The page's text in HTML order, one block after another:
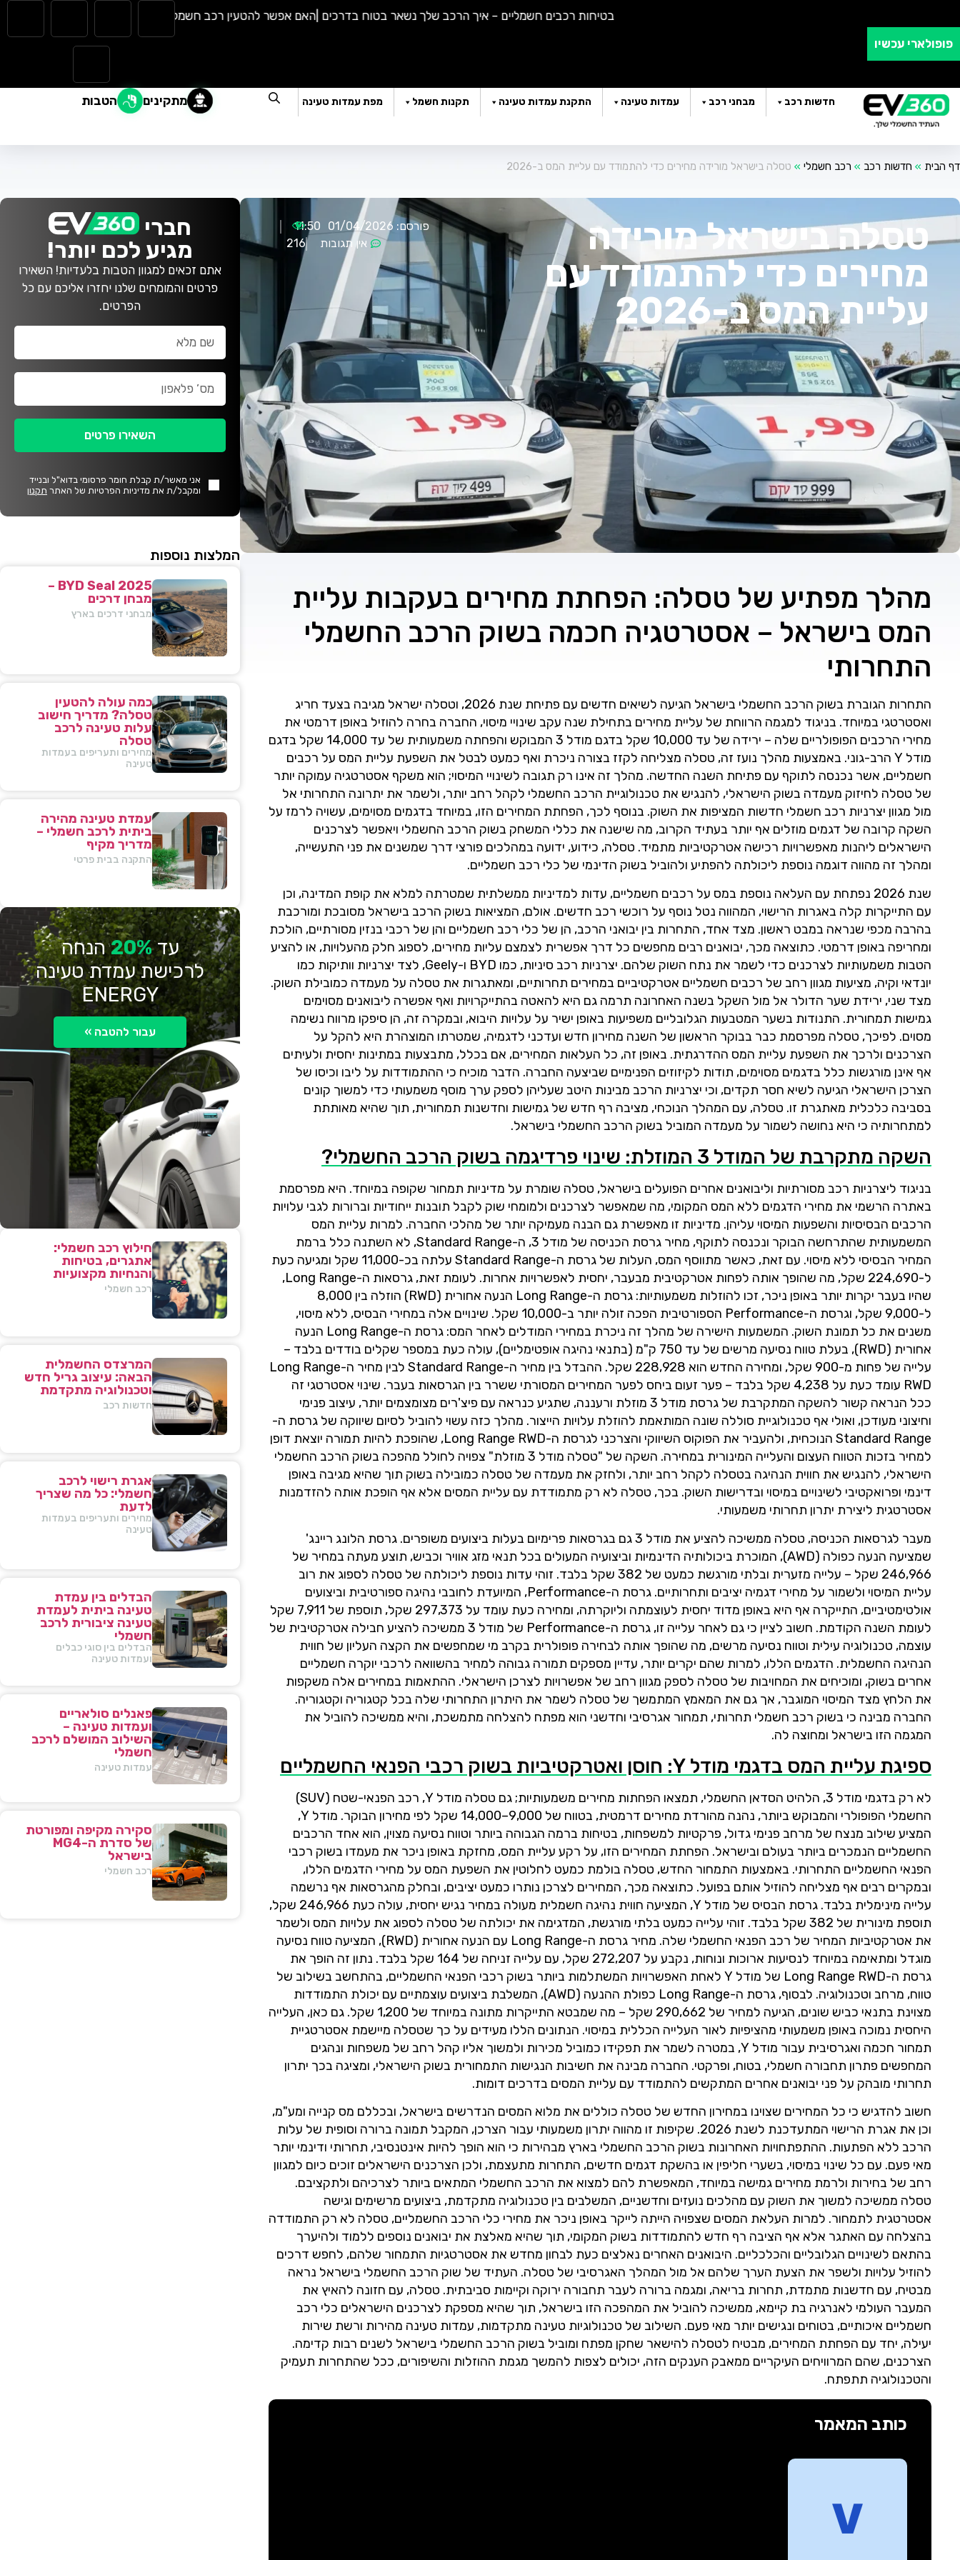
פופולארי עכשיו
בטיחות רכבים חשמליים – איך הרכב שלך נשאר בטוח בדרכים |האם אפשר להטעין רכב חשמלי בגשם? כל מה שצריך לדעת |
חדשות רכב מבחני רכב עמדות טעינה התקנת עמדות טעינה תקנות חשמל מפת עמדות טעינה מתקינים הטבות
דף הבית » חדשות רכב » רכב חשמלי » טסלה בישראל מורידה מחירים כדי להתמודד עם עליית המס ב-2026
טסלה בישראל מורידה
מחירים כדי להתמודד עם
עליית המס ב-2026
פורסם: 01/04/2026
11:50
אין תגובות
216
מהלך מפתיע של טסלה: הפחתת מחירים בעקבות עליית
המס בישראל – אסטרטגיה חכמה בשוק הרכב החשמלי
התחרותי
התחרות הגוברת בשוק הרכב החשמלי בישראל הגיעה לשיאים חדשים עם פתיחת שנת 2026, וטסלה ישראל מגיבה בצעד חריג
ואסטרטגי במיוחד. בניגוד למגמה הרווחת של עליית מחירים בתחילת שנה עקב שינויי מיסוי, החברה בחרה להוזיל באופן דרמטי את
מחירי הרכבים הפופולריים שלה – ירידה של עד 10,000 שקל בדגם מודל 3 המבוקש והפחתה משמעותית של עד 14,000 שקל בדגם
מודל Y הרב-גוני. באמצעות מהלך נועז זה, טסלה מצליחה לקזז בצורה ניכרת ואף כמעט לבטל את השפעת עליית המס על רכבים
חשמליים, אשר נכנסה לתוקף עם פתיחת השנה החדשה. מהלך זה אינו רק תגובה לשינויי המיסוי; הוא משקף אסטרטגיה עמוקה יותר
של טסלה לחיזוק מעמדה בשוק הישראלי, להנגיש את טכנולוגיית הרכב החשמלי לקהל רחב יותר, ולשמר את יתרונה התחרותי אל
מול מגוון יצרניות רכב חשמלי חדשות המציפות את השוק. בנוסף לכך, הפחתת המחירים הזו, במיוחד בדגמים מסוימים, עשויה לרמז על
השקה קרובה של דגמים מוזלים אף יותר בעתיד הקרוב, מה שישנה את כללי המשחק בשוק הרכב החשמלי ויאפשר לצרכנים
הישראלים ליהנות מאפשרויות רכישה אטרקטיביות מתמיד. טסלה, כידוע, ידועה במהלכים פורצי דרך שמשנים את פני התעשייה,
ומהלך זה מהווה דוגמה נוספת ליכולתה להפתיע ולהוביל בשוק הדינמי של כלי רכב חשמליים.
שנת 2026 נפתחת עם העלאה נוספת במס על רכבים חשמליים, עדות למדיניות ממשלתית שמטרתה למלא את קופת המדינה, וכן
עם התייקרות קלה באגרות הרישוי, המהווה נטל נוסף על רוכשי רכב חדשים. אולם, המציאות בשוק הרכב בישראל מסובכת ומורכבת
בהרבה מכפי שנראה במבט ראשון. מצד אחד, התחרות בין יבואני הרכב, הן של כלי רכב חשמליים והן של רכבי בנזין מסורתיים, הולכת
ומחריפה באופן דרמטי. כתוצאה מכך, יבואנים רבים מחפשים כל דרך אפשרית לצמצם עליות מחירים, לספוג חלק מהעלויות, או להציע
הטבות משמעותיות לצרכנים כדי לשמר את נתח השוק שלהם. יצרניות רכב סיניות, כמו BYD ו-Geely, לצד יצרניות וותיקות כמו
יונדאי וקיה, מציעות מגוון רחב של רכבים חשמליים אטרקטיביים במחירים תחרותיים, ומאתגרות את טסלה על מעמדה כמובילת השוק.
מצד שני, ירידת שער הדולר אל מול השקל בשנה האחרונה תרמה גם היא להאטה בהתייקרויות ואף אפשרה ליבואנים מסוימים
גמישות תמחורית. התנודות בשער המטבעות הגלובליים משפיעות באופן ישיר על עלויות היבוא, ובמקרה זה, הן סיפקו מרווח נשימה
מסוים. לפיכך, טסלה מפרסמת כבר בבוקר הראשון של השנה מחירון חדש ועדכני לדגמיה, שמטרתו המוצהרת היא להקל על
הצרכנים ולרכך את השפעת עליית המס ההדרגתית. באופן זה, כל העלאות המחירים, אם בכלל, מתבצעות במתינות יחסית ולעיתים
אף אינן מורגשות כלל בדגמים מסוימים, תודות לקיזוזים הפנימיים שביצעה החברה. הדבר מוכיח כי ההתמודדות על ליבו וכיסו של
הצרכן הישראלי הגיעה לשיא חסר תקדים, וכי יצרניות הרכב מבינות היטב שעליהן לספק ערך מוסף משמעותי כדי למשוך קונים
בסביבה כלכלית מאתגרת זו. טסלה, עם המהלך הנוכחי, מציבה רף חדש של גמישות וחדשנות תמחורית, תוך שהיא מאותתת
למתחרותיה כי היא נחושה לשמור על מעמדה המוביל בשוק הרכב החשמלי בישראל.
השקה מתקרבת של המודל 3 המוזלת: שינוי פרדיגמה בשוק הרכב החשמלי?
בניגוד ליצרניות רכב מסורתיות וליבואנים אחרים הפועלים בישראל, טסלה שומרת על מדיניות תמחור שקופה במיוחד. היא מפרסמת
באתרה הרשמי את מחירי הדגמים ללא המס המקומי, מה שמאפשר לצרכנים ולמומחי שוק לקבל תובנות ייחודיות וברורות לגבי עלויות
הרכבים הבסיסיות והשפעות המיסוי עליהן. מדיניות זו מאפשרת גם הבנה מעמיקה יותר של מהלכי החברה. למרות עליית המס
המשמעותית שהתרחשה הבוקר ונכנסה לתוקף, מחיר גרסת הכניסה של מודל 3, ה-Standard Range, לא השתנה כלל ברמת
המחיר הבסיסי ללא מיסוי. עם זאת, כאשר מתווסף המס, העלות של גרסת ה-Standard Range עלתה בכ-11,000 שקל ומגיעה כעת
ל-224,690 שקל, מה שהופך אותה לפחות אטרקטיבית מבעבר, יחסית לאפשרויות אחרות. לעומת זאת, גרסאות ה-Long Range,
שהיו בעבר יקרות יותר באופן ניכר, זכו להוזלות משמעותיות: גרסת ה-Long Range הנעה אחורית (RWD) הוזלה בין 8,000
ל-9,000 שקל, וגרסת ה-Performance הספורטיבית הפכה זולה יותר ב-10,000 שקל. שינויים אלה במחירי הבסיס, ללא מיסוי,
משנים את כל תמונת השוק. המשמעות הישירה של מהלך זה ניכרת במחירי המודלים לאחר המס: גרסת ה-Long Range הנעה
אחורית (RWD), בעלת טווח נסיעה מרשים של עד 750 ק"מ (בתנאי נהיגה אופטימליים), עולה כעת במספר שקלים בודדים בלבד –
עלייה של פחות מ-900 שקל, ומחירה החדש הוא 228,928 שקל. ההבדל בין מחיר ה-Standard Range לבין מחיר ה-Long Range
RWD עומד כעת על 4,238 שקל בלבד – פער זעום ביחס לפער המחירים המסורתי ששרר בין הגרסאות בעבר. שינוי אסטרטגי זה
ככל הנראה קשור להשקה המתקרבת של גרסת מודל 3 מוזלת ורעננה, שתגיע כנראה עם פיצ'רים מצומצמים יותר, עיצוב פנימי
וחיצוני מעודכן, ואולי אף טכנולוגיית סוללה שונה המותאמת להוזלת עלויות הייצור. מהלך כזה עשוי להוביל לסיום שיווקה של גרסת ה-
Standard Range הנוכחית, ולהעביר את הפוקוס השיווקי והצרכני לגרסת ה-Long Range RWD, שהופכת להיות תמורה יוצאת דופן
למחיר בזכות הטווח העצום והעלייה המינורית במחירה. השקה של "טסלה מודל 3 מוזלת" צפויה לחולל מהפכה בשוק הרכב החשמלי
הישראלי, להנגיש את חווית הנהיגה בטסלה לקהל רחב יותר, ולחזק את מעמדה של טסלה כמובילה בשוק תוך שהיא מגיבה באופן
דינמי ופרואקטיבי לשינויים במיסוי ובדרישות השוק. בכך, טסלה לא רק מתמודדת עם עליית המסים אלא אף הופכת אותה להזדמנות
אסטרטגית ליצירת יתרון תחרותי משמעותי.
מעבר לגרסאות הכניסה, טסלה ממשיכה להציע את מודל 3 גם בגרסאות פרימיום בעלות ביצועים משופרים. גרסת הלונג ריינג'
שמציעה הנעה כפולה (AWD), המוכרת ביכולותיה הדינמיות וביצועיה המעולים בכל תנאי מזג אוויר וכביש, תוצע מעתה במחיר של
246,966 שקל – עלייה מזערית ובלתי מורגשת כמעט של 382 שקל בלבד. זוהי עדות נוספת ליכולתה של טסלה לספוג את רוב
עליית המיסוי ולשמור על מחירי דגמיה יציבים ותחרותיים. גרסת ה-Performance, המיועדת לחובבי נהיגה ספורטיבית וביצועים
אולטימטיביים, התייקרה אף היא באופן מדוד יחסית לעוצמתה וליוקרתה, ומחירה כעת עומד על 297,373 שקל, תוספת של 7,911 שקל
לעומת השנה הקודמת. חשוב לציין כי גם לאחר עלייה זו, גרסת ה-Performance של מודל 3 ממשיכה להציע חבילה אטרקטיבית של
עוצמה, טכנולוגיה עילית וטווח נסיעה מרשים, מה שהופך אותה לבחירה פופולרית בקרב מי שמחפשים את הקצה העליון של חווית
הנהיגה החשמלית. הדגמים הללו, למרות שהם יקרים יותר, עדיין מספקים תמורה גבוהה למחיר בהשוואה לרכבי יוקרה חשמליים
אחרים בשוק, ומוכיחים את המחויבות של טסלה לספק מגוון רחב של אפשרויות לצרכן הישראלי. ההתאמות במחירים אלה משקפות
את הלחץ מצד המיסוי המוגבר, אך גם את המאמץ המתמשך של טסלה לשמר את היתרון התחרותי שלה בכל קטגוריה וקטגוריה.
החברה מבינה כי בשוק רכב חשמלי תחרותי, תמחור אגרסיבי וחדשני הוא מפתח להצלחה מתמשכת, והיא ממשיכה להוביל את
המגמה הזו בישראל ומחוצה לה.
ספיגת עליית המס בדגמי מודל Y: חוסן ואטרקטיביות בשוק רכבי הפנאי החשמליים
לא רק בדגמי מודל 3, הלהיט הסדאן החשמלי, תמצאו הפחתות מחירים משמעותיות; גם טסלה מודל Y, רכב הפנאי-שטח (SUV)
החשמלי הפופולרי והמבוקש ביותר, נהנה מהורדת מחירים דרמטית, בטווח של 9,000–14,000 שקל לפי מחירון הבוקר. מודל Y,
המציע שילוב מנצח של מרחב פנימי גדול, פרקטיות למשפחות, בטיחות ברמה הגבוהה ביותר וטווח נסיעה מצוין, הוא אחד הרכבים
החשמליים הנמכרים ביותר בעולם ובישראל. הפחתת המחירים הזו, על רקע עליית המס, מחזקת באופן ניכר את מעמדו בשוק רכבי
הפנאי החשמליים התחרותי. באמצעות התמחור החדש, טסלה בולמת כמעט לחלוטין את השפעת המס על מחירי הדגמים הללו,
ובמקרים רבים אף מצליחה להוזיל אותם בפועל. כתוצאה מכך, המחירים לצרכן נותרו כמעט יציבים, ובחלק מהגרסאות אף נרשמה
עלייה מינימלית בלבד. גרסת הבסיס של מודל Y, המציעה חווית נהיגה חשמלית מעולה במחיר נגיש יחסית, עולה כעת 246,966 שקל,
תוספת מינורית של 382 שקל בלבד. זוהי עלייה כמעט בלתי מורגשת, המדגימה את יכולתה של טסלה לספוג את עלויות המס ולשמר
את אטרקטיביות המחיר של רכב הפנאי החשמלי שלה. מחיר גרסת ה-Long Range עם הנעה אחורית (RWD), המציעה טווח נסיעה
מוגדל ומתאימה במיוחד לנסיעות ארוכות ונוחות, נקבע על 272,207 שקל, עם עלייה זניחה של 164 שקל בלבד. נתון זה הופך את
גרסת ה-Long Range RWD של מודל Y לאחת האפשרויות המשתלמות ביותר בשוק רכבי הפנאי החשמליים, בהתחשב בשילוב של
טווח, מרחב וטכנולוגיה. לבסוף, גרסת ה-Long Range כפולת ההנעה (AWD), המשלבת ביצועים עוצמתיים עם יכולת התמודדות
מצוינת בתנאי כביש שונים, הגיעה למחיר של 290,662 שקל – מה שמבטא התייקרות מתונה במיוחד של 1,200 שקל. גם כאן, העלייה
היחסית נמוכה באופן משמעותי מהציפיות לאור העלייה הכללית במיסוי. הנתונים הללו מעידים על כך שטסלה מיישמת אסטרטגיית
תמחור חכמה ואגרסיבית עבור מודל Y, במטרה לשמר את תפקידו כמוביל מכירות ולמשוך אליו קהל רחב של משפחות ונהגים
המחפשים פתרון תחבורה חשמלי, בטוח, ופרקטי. החברה מבינה את חשיבות הנגישות התמחורית בשוק הישראלי, ומציגה בכך יתרון
תחרותי מובהק על פני יבואנים אחרים המתקשים להתמודד עם עליית המסים בדרכים דומות.
חשוב להדגיש כי כל המחירים שצוינו במחירון החדש של טסלה כוללים את מלוא המסים הנדרשים בישראל, ובכללם מס קנייה ומע"מ,
וכן את אגרת הרישוי המתעדכנת לשנת 2026. שקיפות זו מהווה יתרון משמעותי עבור הצרכן, המקבל תמונה ברורה וסופית של עלות
הרכב ללא הפתעות. ההתפתחויות האחרונות בשוק הרכב החשמלי בארץ מבהירות כי הוא הופך להיות אינטנסיבי, תחרותי ודינמי יותר
מאי פעם. עם כל שינוי במיסוי, בשערי חליפין או בהשקת דגמים חדשים, התחרות מתעצמת, ולכן הצרכנים הישראלים זוכים כיום למגוון
רחב של בחירות ולרמת מחירים גמישה במיוחד, המאפשרת להם למצוא את הרכב החשמלי המתאים ביותר לצרכיהם ולתקציבם.
טסלה ממשיכה למשוך את השוק עם מהלכים נועזים וחדשניים, המשלבים בין טכנולוגיה מתקדמת, ביצועים מרשימים וגישה
אסטרטגית לתמחור. למרות העלאת המסים שצפויה הייתה לייקר באופן ניכר את מחירי כלי הרכב החשמליים, טסלה לא רק התמודדה
בהצלחה עם האתגר אלא אף הציבה רף חדש להתמודדות בשוק המקומי, תוך שהיא מאלצת את יבואנים נוספים ללמוד ולהיערך
בהתאם לשינויים הגלובליים והכלכליים. היבואנים האחרים נאלצים כעת לבחון מחדש את אסטרטגיות התמחור שלהם, לחפש דרכים
להוזיל עלויות ולשפר את הצעת הערך שלהם אל מול המהלך האגרסיבי של טסלה. העתיד של שוק הרכב החשמלי בישראל נראה
מבטיח, עם חדשנות מתמדת, תחרות בריאה, ומגמה ברורה לעבר תחבורה ירוקה וקיימות סביבתית. טסלה, עם חזונה להאיץ את
המעבר העולמי לאנרגיה בת קיימא, ממשיכה להוביל את המהפכה הזו בישראל, תוך שהיא מספקת לצרכנים הישראלים כלי רכב
חשמליים איכותיים, בטוחים ונגישים יותר מאי פעם. השילוב של טכנולוגיות טעינה מתקדמות, עמדות טעינה מהירות ורשת שירות
יעילה, יחד עם הפחתת המחירים, מבטיח לטסלה להישאר שחקן מפתח ומוביל בשוק הרכב החשמלי בישראל לשנים רבות קדימה.
הצרכנים, שהם המרוויחים העיקריים ממאבק הענקים הזה, יכולים לצפות להמשך מגמת ההוזלות והשיפורים, ככל שהתחרות תעמיק
והטכנולוגיה תתפתח.
כותב המאמר
חברי
מגיע לכם יותר!
אתם זכאים למגוון הטבות בלעדיות! השאירו
פרטים והמומחים שלנו יחזרו אליכם עם כל
הפרטים.
אני מאשר/ת קבלת חומר פרסומי בדוא"ל ובנייד
ומקבל/ת את מדיניות הפרטיות של האתר תקנון
השאירו פרטים
המלצות נוספות
BYD Seal 2025 –
מבחן דרכים
מבחני דרכים בארץ
כמה עולה להטעין
טסלה? מדריך חישוב
עלות טעינה לרכב
טסלה
מחירים ותעריפים בעמדות
טעינה
עמדת טעינה מהירה
ביתית לרכב חשמלי –
מדריך מקיף
התקנה בבית פרטי
עד20%הנחה
לרכישת עמדת טעינה
ENERGY
עבור להטבה »
חילוץ רכב חשמלי:
אתגרים, בטיחות
והנחיות מקצועיות
רכב חשמלי
המרצדס החשמלית
הבאה: עיצוב גריל חדש
וטכנולוגיה מתקדמת
חדשות רכב
אגרת רישוי לרכב
חשמלי: כל מה שצריך
לדעת
מחירים ותעריפים בעמדות
טעינה
הבדלים בין עמדת
טעינה ביתית לעמדת
טעינה ציבורית לרכב
חשמלי
הבדלים בין סוגי כבלים
ועמדות טעינה
פאנלים סולאריים
ועמדות טעינה –
השילוב המושלם לרכב
חשמלי
עמדות טעינה
סקירה מקיפה ומפורטת
של סדרת ה-MG4
בישראל
רכב חשמלי